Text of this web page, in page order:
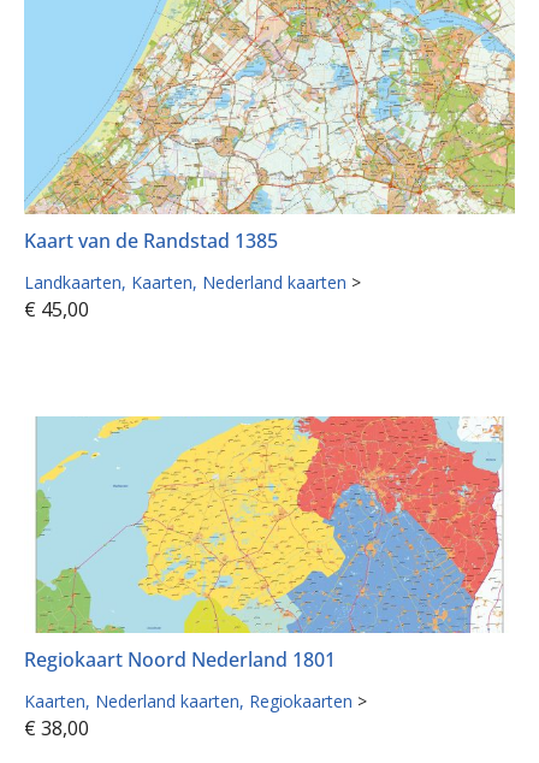
Kaart van de Randstad 1385
Landkaarten Kaarten Nederland kaarten >
€ 45,00
Regiokaart Noord Nederland 1801
Kaarten Nederland kaarten Regiokaarten >
€ 38,00